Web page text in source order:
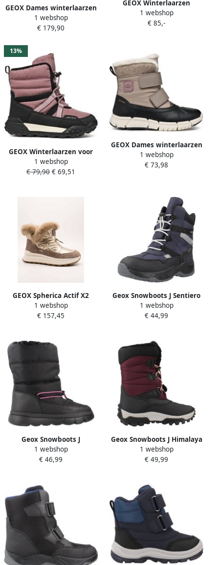
GEOX Dames winterlaarzen
Spherica
1 webshop
€ 179,90
GEOX Winterlaarzen
Himalaya ABX
1 webshop
€ 85,-
13%
GEOX Winterlaarzen voor
meisjes Trekkyup ABX
1 webshop
€ 79,90 € 69,51
GEOX Dames winterlaarzen
Flexyper
1 webshop
€ 73,98
GEOX Spherica Actif X2
Booties Bruin Goud Vrouw
1 webshop
€ 157,45
Geox Snowboots J Sentiero
Boy B Abx
1 webshop
€ 44,99
Geox Snowboots J
Willaboom Girl B A
1 webshop
€ 46,99
Geox Snowboots J Himalaya
Girl B Ab
1 webshop
€ 49,99